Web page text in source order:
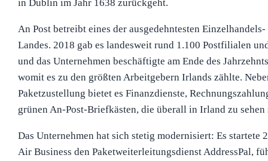
in Dublin im Jahr 1638 zurückgeht.
An Post betreibt eines der ausgedehntesten
Landes. 2018 gab es landesweit rund 1.100 Postfilialen
und das Unternehmen beschäftigte am Ende des
womit es zu den größten Arbeitgebern Irlands zählte.
Paketzustellung bietet es Finanzdienste,
grünen An-Post-Briefkästen, die überall in Irland zu sehen
Das Unternehmen hat sich stetig modernisiert: Es startete
Air Business den Paketweiterleitungsdienst AddressPal,